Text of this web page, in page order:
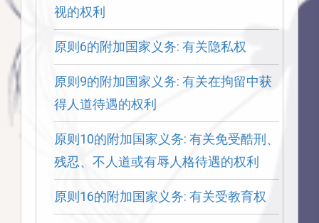
视的权利
原则6的附加国家义务: 有关隐私权
原则9的附加国家义务: 有关在拘留中获
得人道待遇的权利
原则10的附加国家义务: 有关免受酷刑、
残忍、不人道或有辱人格待遇的权利
原则16的附加国家义务: 有关受教育权